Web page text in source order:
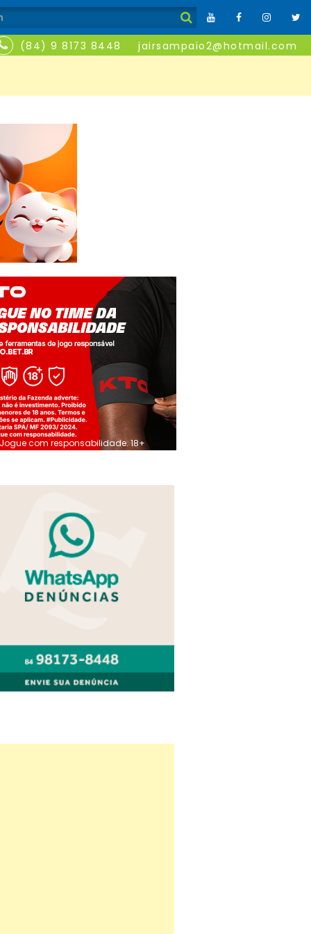
(84) 9 8173 8448 jairsampaio2@hotmail.com
Jogue com responsabilidade. 18+